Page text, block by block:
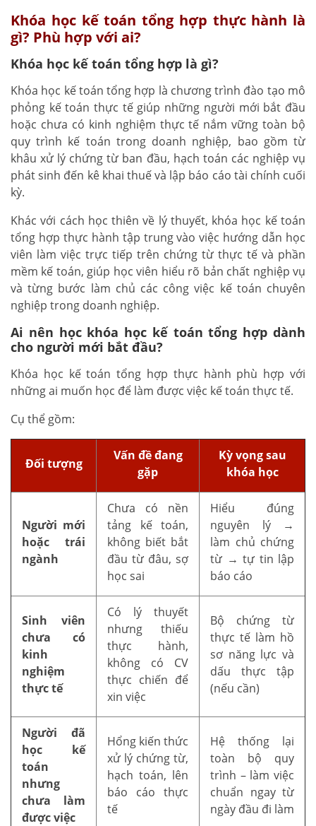
Khóa học kế toán tổng hợp thực hành là
gì? Phù hợp với ai?
Khóa học kế toán tổng hợp là gì?
Khóa học kế toán tổng hợp là chương trình đào tạo mô
phỏng kế toán thực tế giúp những người mới bắt đầu
hoặc chưa có kinh nghiệm thực tế nắm vững toàn bộ
quy trình kế toán trong doanh nghiệp, bao gồm từ
khâu xử lý chứng từ ban đầu, hạch toán các nghiệp vụ
phát sinh đến kê khai thuế và lập báo cáo tài chính cuối
kỳ.
Khác với cách học thiên về lý thuyết, khóa học kế toán
tổng hợp thực hành tập trung vào việc hướng dẫn học
viên làm việc trực tiếp trên chứng từ thực tế và phần
mềm kế toán, giúp học viên hiểu rõ bản chất nghiệp vụ
và từng bước làm chủ các công việc kế toán chuyên
nghiệp trong doanh nghiệp.
Ai nên học khóa học kế toán tổng hợp dành
cho người mới bắt đầu?
Khóa học kế toán tổng hợp thực hành phù hợp với
những ai muốn học để làm được việc kế toán thực tế.
Cụ thể gồm:
Đối tượng
Vấn đề đang
gặp
Kỳ vọng sau
khóa học
Người mới
hoặc trái
ngành
Chưa có nền
tảng kế toán,
không biết bắt
đầu từ đâu, sợ
học sai
Hiểu đúng
nguyên lý →
làm chủ chứng
từ → tự tin lập
báo cáo
Sinh viên
chưa có
kinh
nghiệm
thực tế
Có lý thuyết
nhưng thiếu
thực hành,
không có CV
thực chiến để
xin việc
Bộ chứng từ
thực tế làm hồ
sơ năng lực và
dấu thực tập
(nếu cần)
Người đã
học kế
toán
nhưng
chưa làm
được việc
Hổng kiến thức
xử lý chứng từ,
hạch toán, lên
báo cáo thực
tế
Hệ thống lại
toàn bộ quy
trình – làm việc
chuẩn ngay từ
ngày đầu đi làm